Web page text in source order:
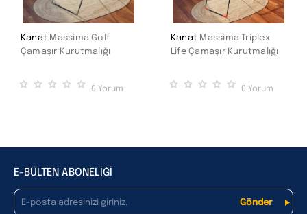
Kanat Massima Golf
Çamaşır Kurutmalığı
0 Yorum
Kanat Massima Triplex
Life Çamaşır Kurutmalığı
0 Yorum
E-BÜLTEN ABONELİĞİ